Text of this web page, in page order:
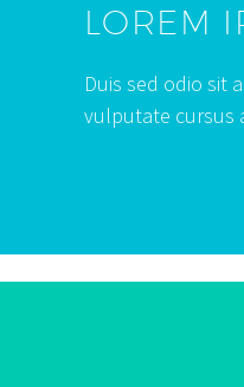
LOREM
Duis sed odio sit
vulputate cursus